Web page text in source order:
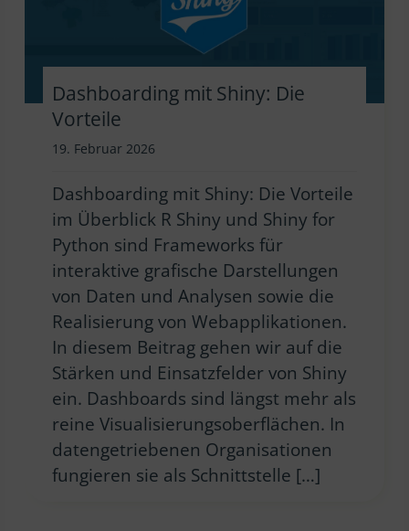
Dashboarding mit Shiny: Die
Vorteile
19. Februar 2026
Dashboarding mit Shiny: Die Vorteile
im Überblick R Shiny und Shiny for
Python sind Frameworks für
interaktive grafische Darstellungen
von Daten und Analysen sowie die
Realisierung von Webapplikationen.
In diesem Beitrag gehen wir auf die
Stärken und Einsatzfelder von Shiny
ein. Dashboards sind längst mehr als
reine Visualisierungsoberflächen. In
datengetriebenen Organisationen
fungieren sie als Schnittstelle […]